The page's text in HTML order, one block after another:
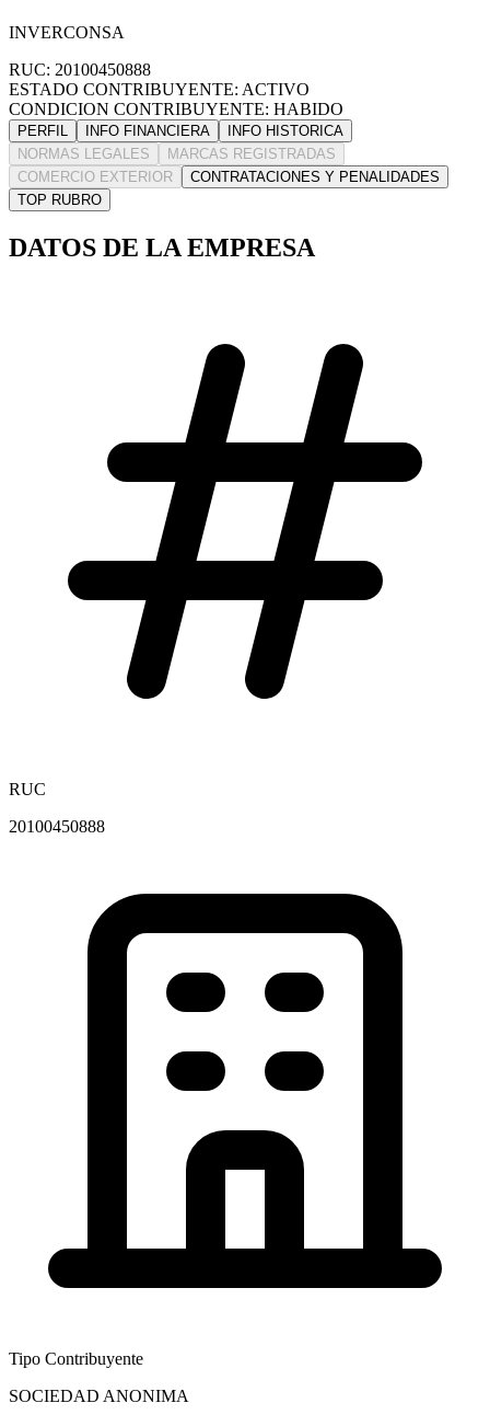
INVERCONSA
RUC: 20100450888
ESTADO CONTRIBUYENTE: ACTIVO
CONDICION CONTRIBUYENTE: HABIDO
PERFIL INFO FINANCIERA
INFO HISTORICA
NORMAS LEGALES
MARCAS REGISTRADAS
COMERCIO EXTERIOR
CONTRATACIONES Y PENALIDADES
TOP RUBRO
DATOS DE LA EMPRESA
RUC
20100450888
Tipo Contribuyente
SOCIEDAD ANONIMA